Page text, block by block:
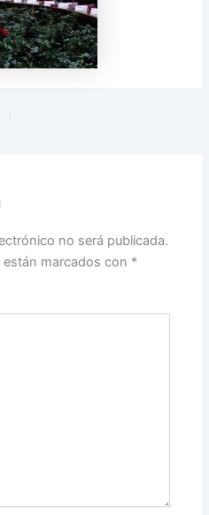
no será publicada.
marcados con *